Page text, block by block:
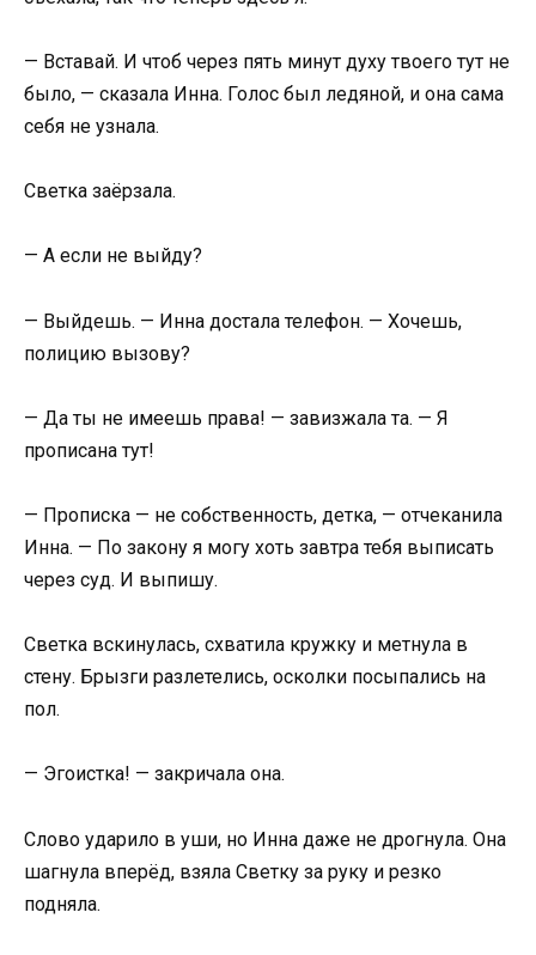
— Вставай. И чтоб через пять минут духу твоего тут не
было, — сказала Инна. Голос был ледяной, и она сама
себя не узнала.
Светка заёрзала.
— А если не выйду?
— Выйдешь. — Инна достала телефон. — Хочешь,
полицию вызову?
— Да ты не имеешь права! — завизжала та. — Я
прописана тут!
— Прописка — не собственность, детка, — отчеканила
Инна. — По закону я могу хоть завтра тебя выписать
через суд. И выпишу.
Светка вскинулась, схватила кружку и метнула в
стену. Брызги разлетелись, осколки посыпались на
пол.
— Эгоистка! — закричала она.
Слово ударило в уши, но Инна даже не дрогнула. Она
шагнула вперёд, взяла Светку за руку и резко
подняла.